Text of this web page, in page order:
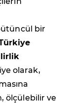
bir
olarak,
ölçülebilir ve